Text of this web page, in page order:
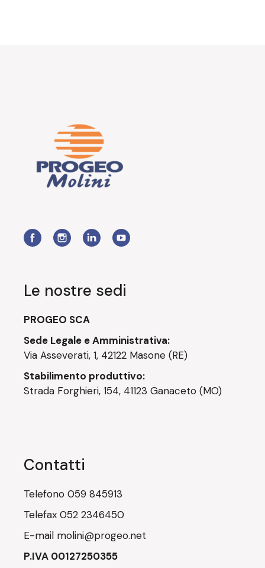
Le nostre sedi
PROGEO SCA
Sede Legale e Amministrativa:
Via Asseverati, 1, 42122 Masone (RE)
Stabilimento produttivo:
Strada Forghieri, 154, 41123 Ganaceto (MO)
Contatti
Telefono059 845913
Telefax052 2346450
E-mail molini@progeo.net
P.IVA 00127250355